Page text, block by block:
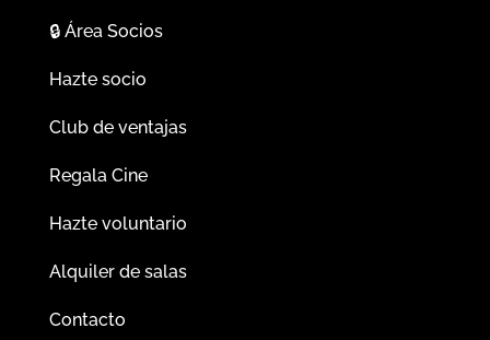
🔒Área Socios
Hazte socio
Club de ventajas
Regala Cine
Hazte voluntario
Alquiler de salas
Contacto